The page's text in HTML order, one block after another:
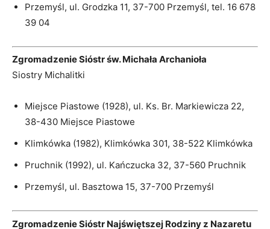
Przemyśl, ul. Grodzka 11, 37-700 Przemyśl, tel. 16 678
39 04
Zgromadzenie Sióstr św. Michała Archanioła
Siostry Michalitki
Miejsce Piastowe (1928), ul. Ks. Br. Markiewicza 22,
38-430 Miejsce Piastowe
Klimkówka (1982), Klimkówka 301, 38-522 Klimkówka
Pruchnik (1992), ul. Kańczucka 32, 37-560 Pruchnik
Przemyśl, ul. Basztowa 15, 37-700 Przemyśl
Zgromadzenie Sióstr Najświętszej Rodziny z Nazaretu